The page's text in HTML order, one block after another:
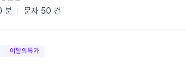
분 문자 50 건
이달의특가